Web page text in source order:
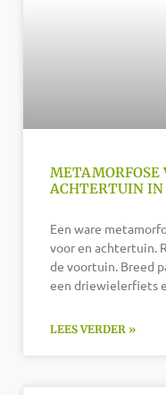
METAMORFOSE
ACHTERTUIN
Een ware
voor en achtertuin.
de voortuin. Breed
een driewielerfiets
LEES VERDER »